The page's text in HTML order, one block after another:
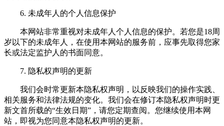
6. 未成年人的个人信息保护
本网站非常重视对未成年人个人信息的保护。若您是18周
岁以下的未成年人，在使用本网站的服务前，应事先取得您家
长或法定监护人的书面同意。
7. 隐私权声明的更新
我们会时常更新本隐私权声明，以反映我们的操作实践、
相关服务和法律法规的变化。我们会在修订本隐私权声明时更
新文首所载的“生效日期”，请您定期查阅。您继续使用本网
站，即视为您同意本隐私权声明的更新。